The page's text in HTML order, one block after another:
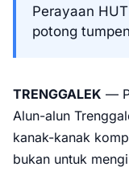
Perayaan
potong
TRENGGALEK —
Alun-alun
kanak-kanak
bukan untuk